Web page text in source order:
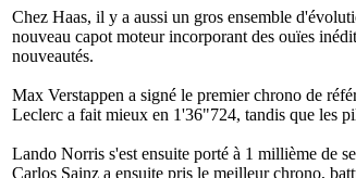
Chez Haas, il y a aussi un gros ensemble
nouveau capot moteur incorporant des ouïes
nouveautés.
Max Verstappen a signé le premier chrono de
Leclerc a fait mieux en 1'36"724, tandis que les
Lando Norris s'est ensuite porté à 1 millième de
Carlos Sainz a ensuite pris le meilleur chrono,